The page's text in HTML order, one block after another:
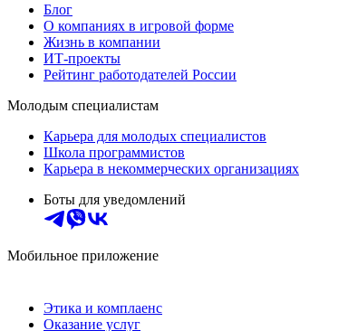
Блог
О компаниях в игровой форме
Жизнь в компании
ИТ-проекты
Рейтинг работодателей России
Молодым специалистам
Карьера для молодых специалистов
Школа программистов
Карьера в некоммерческих организациях
Боты для уведомлений
Мобильное приложение
Этика и комплаенс
Оказание услуг